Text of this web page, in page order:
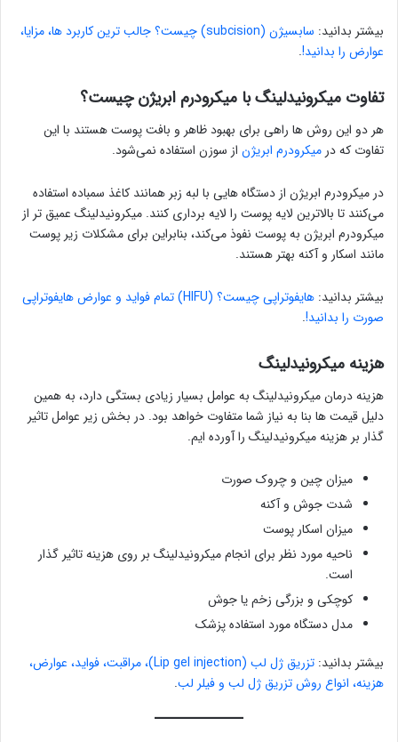
بیشتر بدانید:
سابسیژن (subcision) چیست؟ جالب ترین کاربرد ها، مزایا،
عوارض را بدانید!.
تفاوت میکرونیدلینگ با میکرودرم ابریژن چیست؟
هر دو این روش ها راهی برای بهبود ظاهر و بافت پوست هستند با این
تفاوت که درمیکرودرم ابریژن از سوزن استفاده نمی‌‌شود.
در میکرودرم ابریژن از دستگاه هایی با لبه زبر همانند کاغذ سمباده استفاده
می‌کنند تا بالاترین لایه پوست را لایه برداری کنند. میکرونیدلینگ عمیق تر از
میکرودرم ابریژن به پوست نفوذ می‌کند، بنابراین برای مشکلات زیر پوست
مانند اسکار و آکنه بهتر هستند.
بیشتر بدانید:
هایفوتراپی چیست؟ (HIFU) تمام فواید و عوارض هایفوتراپی
صورت را بدانید!.
هزینه میکرونیدلینگ
هزینه درمان میکرونیدلینگ به عوامل بسیار زیادی بستگی دارد، به همین
دلیل قیمت ها بنا به نیاز شما متفاوت خواهد بود. در بخش زیر عوامل تاثیر
گذار بر هزینه میکرونیدلینگ را آورده ایم.
میزان چین و چروک صورت
شدت جوش و آکنه
میزان اسکار پوست
ناحیه مورد نظر برای انجام میکرونیدلینگ بر روی هزینه تاثیر گذار
است.
کوچکی و بزرگی زخم یا جوش
مدل دستگاه مورد استفاده پزشک
بیشتر بدانید:
تزریق ژل لب (Lip gel injection)، مراقبت، فواید، عوارض،
هزینه، انواع روش تزریق ژل لب و فیلر لب.